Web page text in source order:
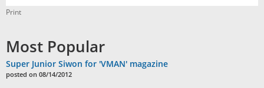
Print
Most Popular
Super Junior Siwon for 'VMAN' magazine
posted on 08/14/2012